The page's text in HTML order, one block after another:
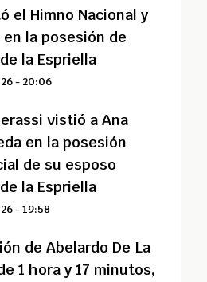
el Himno Nacional y
en la posesión de
la Espriella
- 20:06
vistió a Ana
en la posesión
de su esposo
la Espriella
- 19:58
de Abelardo De La
1 hora y 17 minutos,